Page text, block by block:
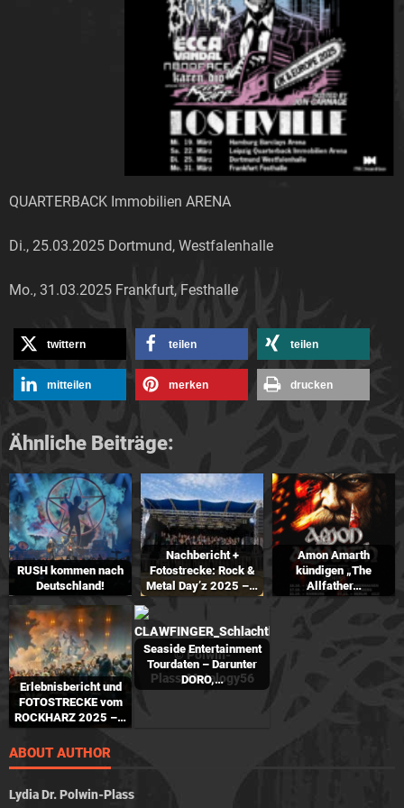
QUARTERBACK Immobilien ARENA
Di., 25.03.2025 Dortmund, Westfalenhalle
Mo., 31.03.2025 Frankfurt, Festhalle
twittern teilen teilen
mitteilen merken drucken
Ähnliche Beiträge:
RUSH kommen nach
Deutschland!
Nachbericht +
Fotostrecke: Rock &
Metal Day’z 2025 –…
Amon Amarth
kündigen „The
Allfather…
Erlebnisbericht und
FOTOSTRECKE vom
ROCKHARZ 2025 –…
Seaside Entertainment
Tourdaten – Darunter
DORO,…
ABOUT AUTHOR
Lydia Dr. Polwin-Plass